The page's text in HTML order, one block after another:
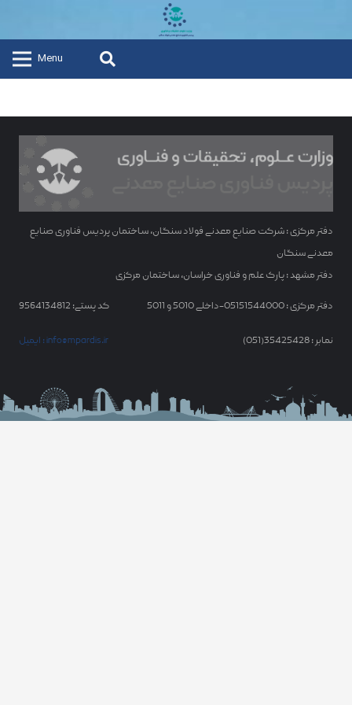
Menu
دفتر مرکزی : شرکت صنایع معدنی فولاد سنگان، ساختمان پردیس فناوری صنایع
معدنی سنگان
دفتر مشهد : پارک علم و فناوری خراسان، ساختمان مرکزی
کد پستی: 9564134812 دفتر مرکزی : 05151544000-داخلی 5010 و 5011
ایمیل : info@mpardis.ir نمابر : 35425428(051)